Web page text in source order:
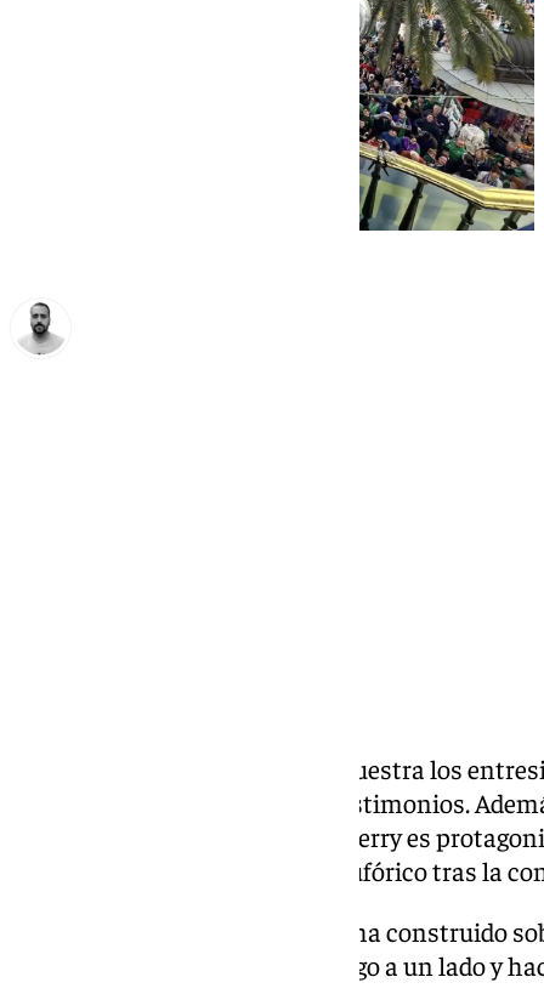
El documental de la ACB que muestra los
tras ganar la ACB trae varios testimonios.
Díaz e Ibon Navarro, Kendrick Perry es
Montenegro se mostró feliz y eufórico tras la
Clave del éxito: “Este equipo se ha construido
todos. Todo el mundo pone su ego a un lado y